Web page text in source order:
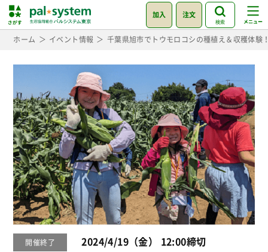
加入 注文
検索
ホーム イベント情報 千葉県旭市でトウモロコシの種植え＆収穫体験
開催終了 2024/4/19（金） 12:00締切